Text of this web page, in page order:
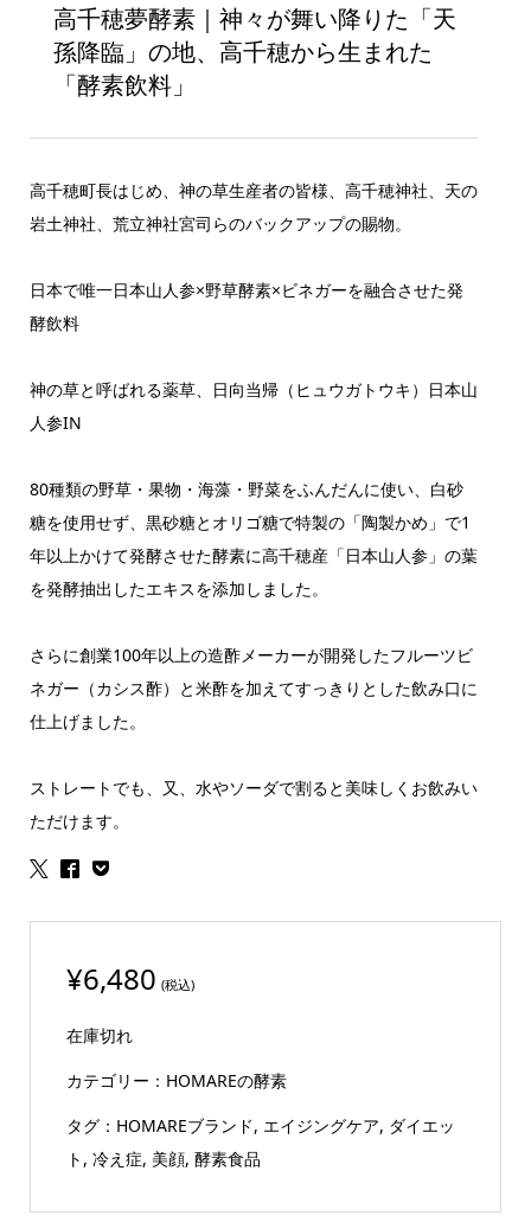
高千穂夢酵素｜神々が舞い降りた「天
孫降臨」の地、高千穂から生まれた
「酵素飲料」
高千穂町長はじめ、神の草生産者の皆様、高千穂神社、天の
岩土神社、荒立神社宮司らのバックアップの賜物。
日本で唯一日本山人参×野草酵素×ビネガーを融合させた発
酵飲料
神の草と呼ばれる薬草、日向当帰（ヒュウガトウキ）日本山
人参IN
80種類の野草・果物・海藻・野菜をふんだんに使い、白砂
糖を使用せず、黒砂糖とオリゴ糖で特製の「陶製かめ」で1
年以上かけて発酵させた酵素に高千穂産「日本山人参」の葉
を発酵抽出したエキスを添加しました。
さらに創業100年以上の造酢メーカーが開発したフルーツビ
ネガー（カシス酢）と米酢を加えてすっきりとした飲み口に
仕上げました。
ストレートでも、又、水やソーダで割ると美味しくお飲みい
ただけます。
¥6,480 (税込)
在庫切れ
カテゴリー： HOMAREの酵素
タグ： HOMAREブランド, エイジングケア, ダイエッ
ト , 冷え症, 美顔, 酵素食品